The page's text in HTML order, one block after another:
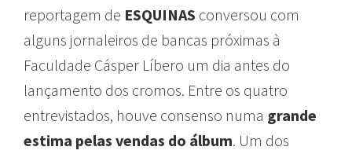
reportagem de ESQUINAS conversou com
alguns jornaleiros de bancas próximas à
Faculdade Cásper Líbero um dia antes do
lançamento dos cromos. Entre os quatro
entrevistados, houve consenso numa grande
estima pelas vendas do álbum. Um dos